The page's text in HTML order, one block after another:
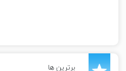
برترین ها